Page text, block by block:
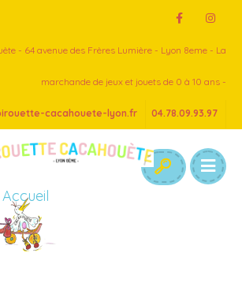
- 64 avenue des Frères Lumière - Lyon 8eme - La
marchande de jeux et jouets de 0 à 10 ans -
cacahouete-lyon.fr 04.78.09.93.97
Accueil